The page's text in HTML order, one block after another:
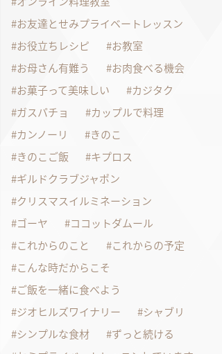
お友達とせみプライベートレッスン
お役立ちレシピ
お教室
お母さん有難う
お肉食べる機会
お菓子って美味しい
カジタク
ガスパチョ
カップルで料理
カンノーリ
きのこ
きのこご飯
キプロス
ギルドクラブジャポン
クリスマスイルミネーション
ゴーヤ
ココットダムール
これからのこと
これからの予定
こんな時だからこそ
ご飯を一緒に食べよう
ジオヒルズワイナリー
シャブリ
シンプルな食材
ずっと続ける